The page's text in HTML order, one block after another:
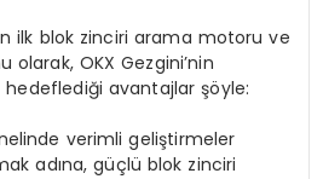
ilk blok zinciri arama motoru ve
OKX Gezgini’nin
hedeflediği avantajlar şöyle:
verimli geliştirmeler
adına, güçlü blok zinciri